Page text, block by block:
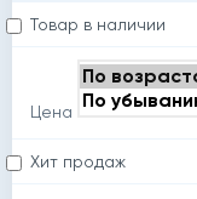
Товар в наличии
Цена
Хит продаж